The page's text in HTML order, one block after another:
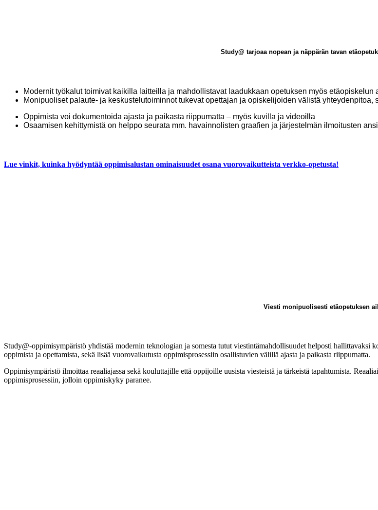
Study@ tarjoaa nopean ja näppärän tavan
Modernit työkalut toimivat kaikilla laitteilla ja mahdollistavat laadukkaan opetuksen myös etäopiskelun
Monipuoliset palaute- ja keskustelutoiminnot tukevat opettajan ja opiskelijoiden välistä yhteydenpitoa,
Oppimista voi dokumentoida ajasta ja paikasta riippumatta – myös kuvilla ja videoilla
Osaamisen kehittymistä on helppo seurata mm. havainnolisten graafien ja järjestelmän ilmoitusten
Lue vinkit, kuinka hyödyntää oppimisalustan ominaisuudet osana vuorovaikutteista verkko-opetusta!
Viesti monipuolisesti etäopetuksen
Study@-oppimisympäristö yhdistää modernin teknologian ja somesta tutut viestintämahdollisuudet helposti hallittavaksi
oppimista ja opettamista, sekä lisää vuorovaikutusta oppimisprosessiin osallistuvien välillä ajasta ja paikasta riippumatta.
Oppimisympäristö ilmoittaa reaaliajassa sekä kouluttajille että oppijoille uusista viesteistä ja tärkeistä tapahtumista.
oppimisprosessiin, jolloin oppimiskyky paranee.